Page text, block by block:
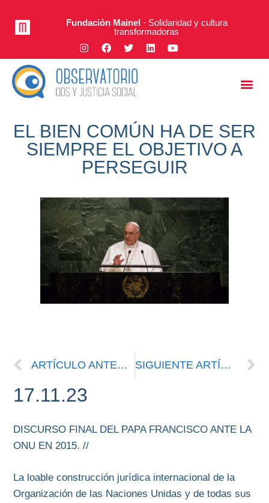
Fundación Mainel· Solidaridad y cultura
transformadoras
EL BIEN COMÚN HA DE SER
SIEMPRE EL OBJETIVO A
PERSEGUIR
ARTÍCULO ANTERIOR SIGUIENTE ARTÍCULO
17.11.23
DISCURSO FINAL DEL PAPA FRANCISCO ANTE LA
ONU EN 2015. //
La loable construcción jurídica internacional de la
Organización de las Naciones Unidas y de todas sus